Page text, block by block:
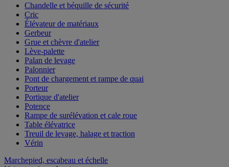
Chandelle et béquille de sécurité
Cric
Élévateur de matériaux
Gerbeur
Grue et chèvre d'atelier
Lève-palette
Palan de levage
Palonnier
Pont de chargement et rampe de quai
Porteur
Portique d'atelier
Potence
Rampe de surélévation et cale roue
Table élévatrice
Treuil de levage, halage et traction
Vérin
Marchepied, escabeau et échelle